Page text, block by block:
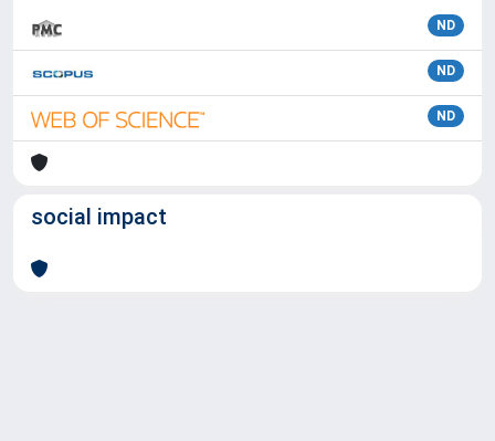
ND
ND
ND
social impact